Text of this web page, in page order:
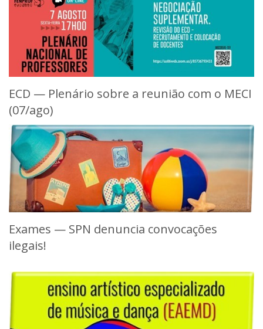
ECD — Plenário sobre a reunião com o MECI
(07/ago)
Exames — SPN denuncia convocações
ilegais!